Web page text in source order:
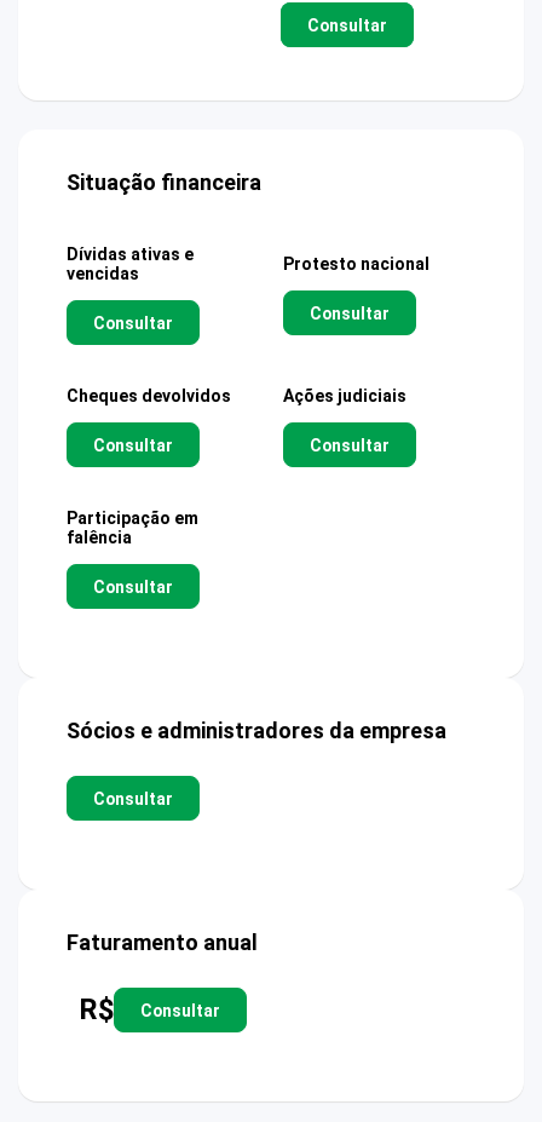
Consultar
Situação financeira
Dívidas ativas e
vencidas
Consultar
Protesto nacional
Consultar
Cheques devolvidos
Consultar
Ações judiciais
Consultar
Participação em
falência
Consultar
Sócios e administradores da empresa
Consultar
Faturamento anual
R$ Consultar